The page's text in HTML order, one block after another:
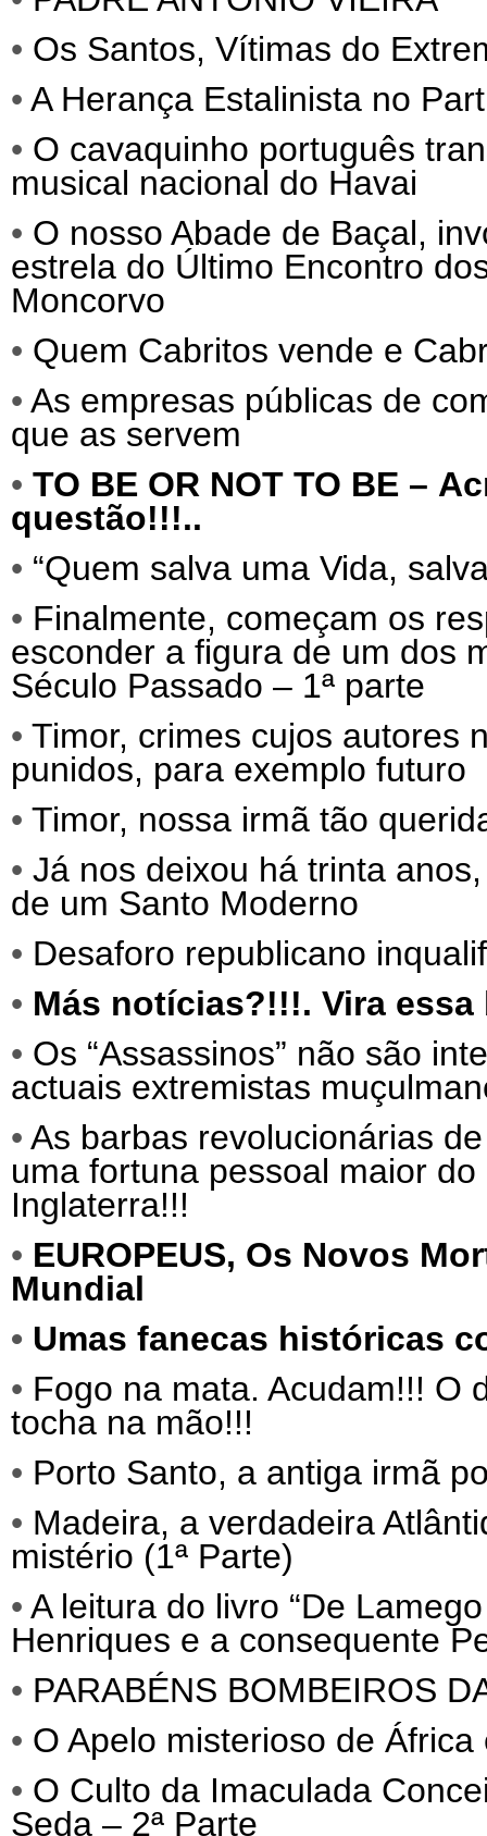
• Os Santos, Vítimas do
• A Herança Estalinista no
• O cavaquinho português
musical nacional do Havai
• O nosso Abade de Baçal,
estrela do Último Encontro
Moncorvo
• Quem Cabritos vende e
• As empresas públicas de
que as servem
• TO BE OR NOT TO BE –
questão!!!..
• “Quem salva uma Vida,
• Finalmente, começam os
esconder a figura de um dos
Século Passado – 1ª parte
• Timor, crimes cujos autores
punidos, para exemplo futuro
• Timor, nossa irmã tão
• Já nos deixou há trinta
de um Santo Moderno
• Desaforo republicano
• Más notícias?!!!. Vira
• Os “Assassinos” não são
actuais extremistas
• As barbas revolucionárias
uma fortuna pessoal maior
Inglaterra!!!
• EUROPEUS, Os Novos
Mundial
• Umas fanecas históricas
• Fogo na mata. Acudam!!! O
tocha na mão!!!
• Porto Santo, a antiga irmã
• Madeira, a verdadeira
mistério (1ª Parte)
• A leitura do livro “De
Henriques e a consequente
• PARABÉNS BOMBEIROS
• O Apelo misterioso de
• O Culto da Imaculada
Seda – 2ª Parte